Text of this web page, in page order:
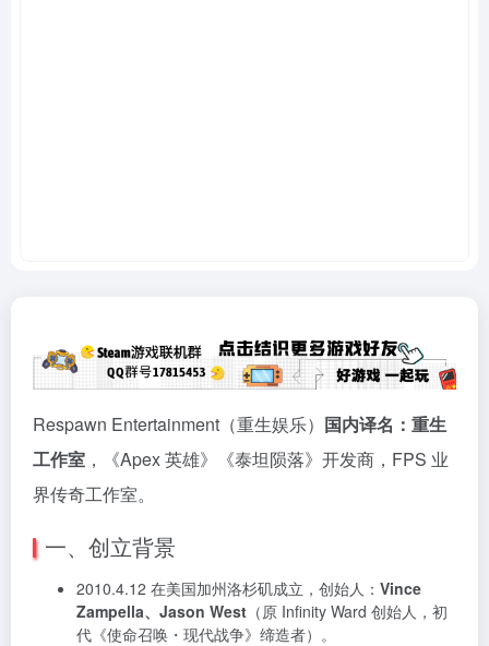
Respawn Entertainment（重生娱乐） 国内译名：重生
工作室 ，《Apex 英雄》《泰坦陨落》开发商，FPS 业
界传奇工作室。
一、创立背景
2010.4.12 在美国加州洛杉矶成立，创始人： Vince
Zampella、Jason West （原 Infinity Ward 创始人，初
代《使命召唤・现代战争》缔造者）。